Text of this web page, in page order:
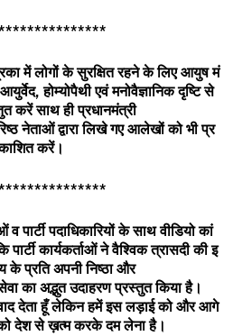
में लोगों के सुरक्षित रहने के लिए आयुष मं
आयुर्वेद,होम्योपैथी एवं मनोवैज्ञानिक दृष् से
करें साथ ही प्रधानमंत्री
ठ नेताओं द्वारा लिखे गए आलेखों को भी प्र
करें।
व पार्टी पदाधिकारियों के साथ वीडियो कां
पार्टी कार्यकर्ताओं ने वैश्विक त्रासदी की इ
के प्रति अपनी निष्ठा और
का अद्भुत उदाहरण प्रस्तुत किया है।
देता हूँ लेकिन हमें इस लड़ाई को और आगे
देश से ख़त्म करके दम लेना है।